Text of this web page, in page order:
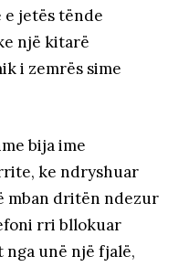
e jetës tënde
një kitarë
i zemrës sime
bija ime
ke ndryshuar
mban dritën ndezur
rri bllokuar
nga unë një fjalë,